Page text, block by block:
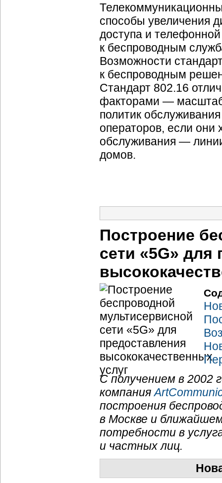
способы увеличения
доступа и
к беспроводным
Возможности
к беспроводным
Стандарт 802.16
факторами —
политик
операторов, если они
обслуживания —
домов.
Построение
сети «5G» для
С получением в 2002
компания
построения
в Москве и
потребности в
и частных лиц.